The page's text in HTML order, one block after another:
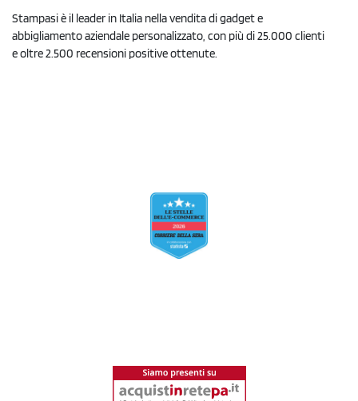
Stampasi è il leader in Italia nella vendita di gadget e
abbigliamento aziendale personalizzato, con più di 25.000 clienti
e oltre 2.500 recensioni positive ottenute.